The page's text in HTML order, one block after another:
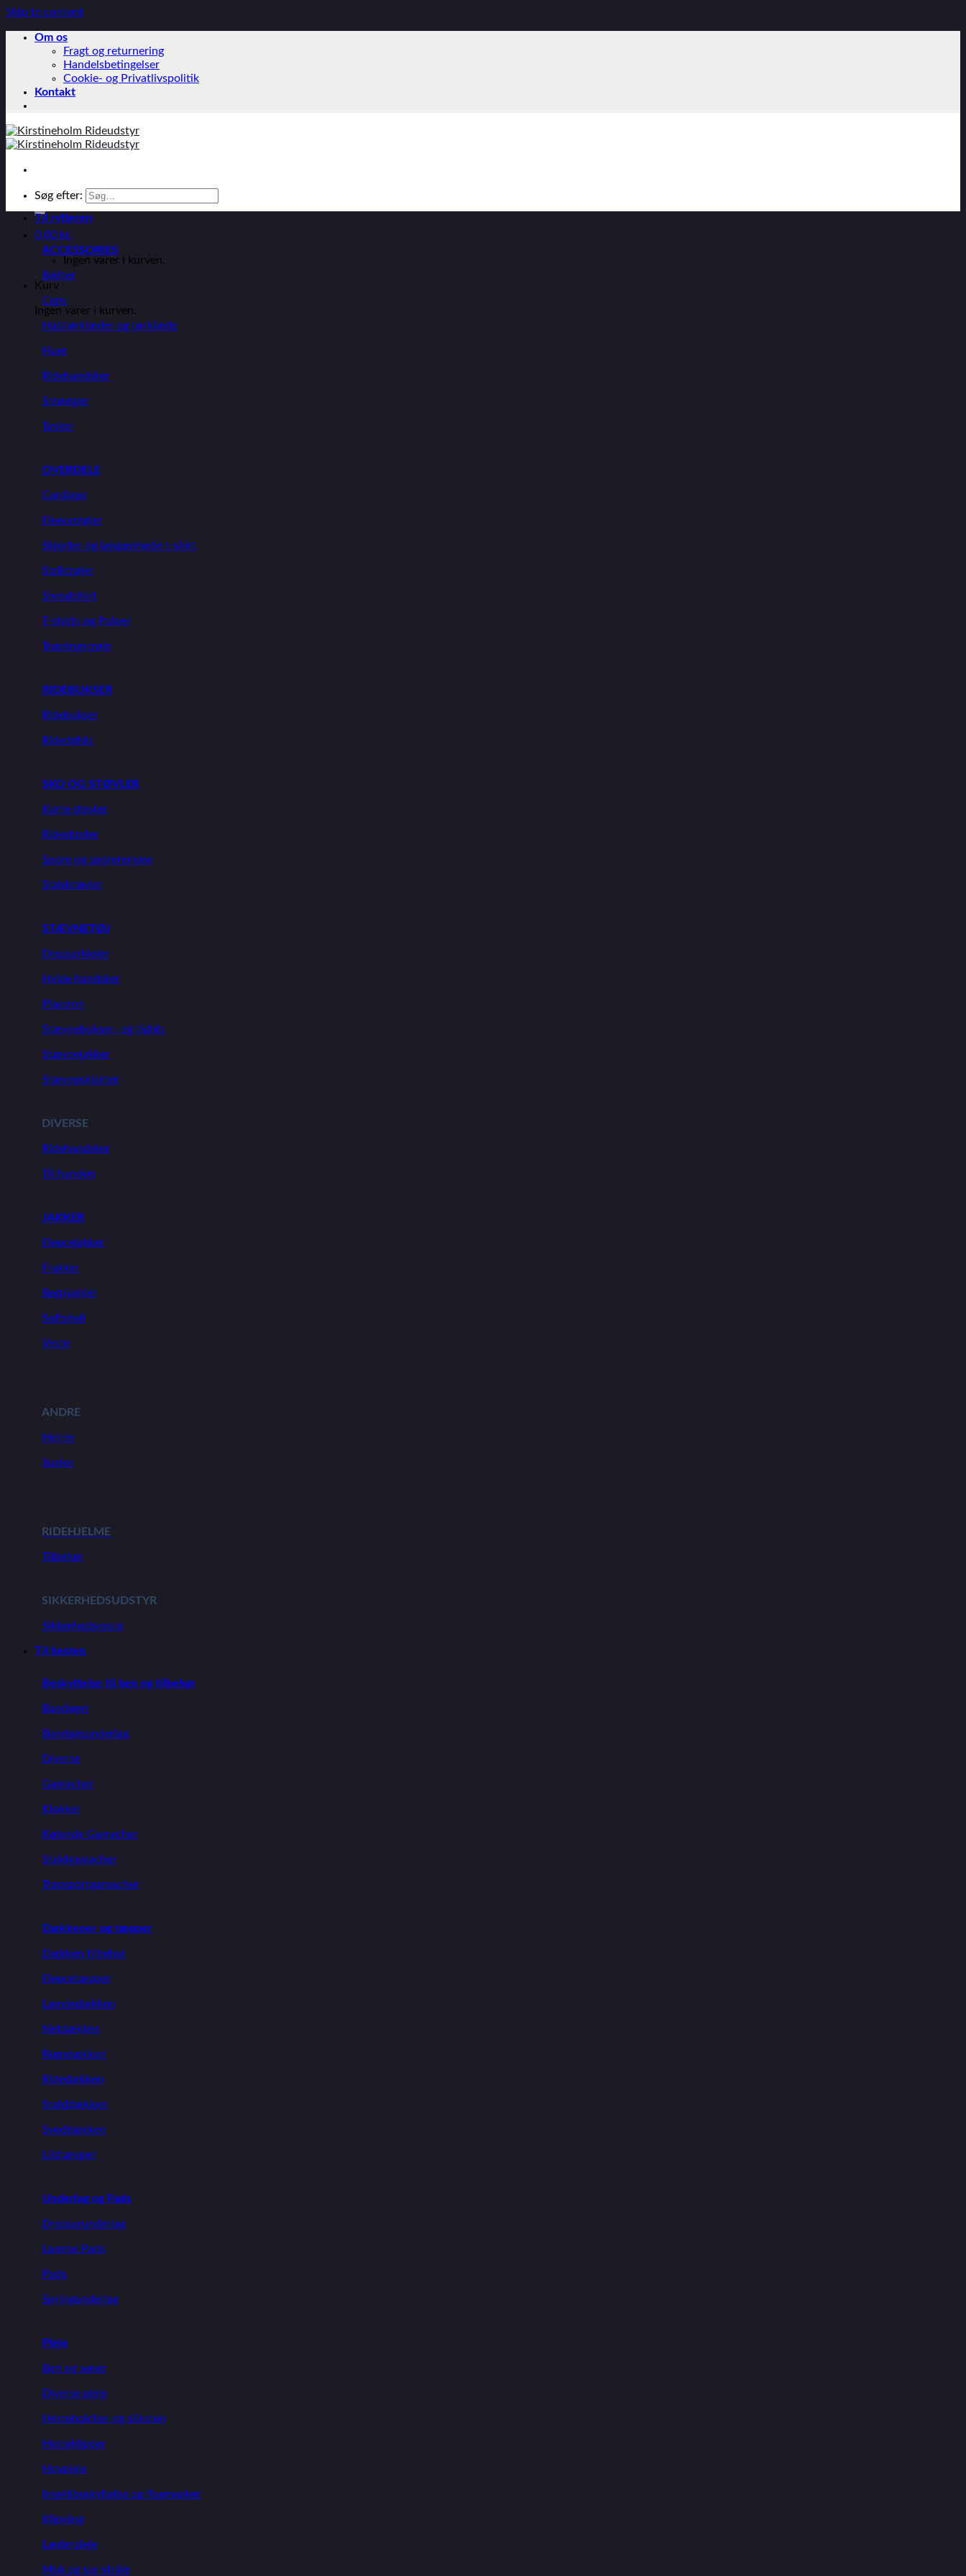
Skip to content
Om os
Fragt og returnering
Handelsbetingelser
Cookie- og Privatlivspolitik
Kontakt
Søg efter:
0,00 kr.
Ingen varer i kurven.
Kurv
Ingen varer i kurven.
Til rytteren
ACCESSORIES
Bælter
Caps
Halstørklæder og tørklæde
Huer
Ridehandsker
Strømper
Tasker
OVERDELE
Cardigan
Fleecetrøjer
Skjorter og langærmede t-shirt
Striktrøjer
Sweatshirt
T-shirts og Poloer
Træningstrøje
RIDEBUKSER
Ridebukser
Ridetights
SKO OG STØVLER
Korte støvler
Ridestøvler
Spore og sporeremme
Staldstøvler
STÆVNETØJ
Dressurkjoler
Hvide handsker
Plastron
Stævnebukser- og tights
Stævnejakker
Stævneskjorter
DIVERSE
Ridehandsker
Til hunden
JAKKER
Fleecejakker
Frakker
Regnjakker
Softshell
Veste
ANDRE
Herrer
Junior
RIDEHJELME
Tilbehør
SIKKERHEDSUDSTYR
Sikkerhedsveste
Til hesten
Beskyttelse til ben og tilbehør
Bandager
Bandageunderlag
Diverse
Gamacher
Klokker
Kølende Gamacher
Staldgamacher
Transportgamacher
Dækkener og tæpper
Dækken tilbehør
Fleecetæpper
Lændedækken
Netdækken
Regndækken
Ridedækken
Stalddækken
Sveddækken
Uldtæpper
Underlag og Pads
Dressurunderlag
Lamme Pads
Pads
Springunderlag
Pleje
Ben og sener
Diverse pleje
Hestebolcher og sliksten
Hesteklipper
Hovpleje
Insektbeskyttelse og fluemasker
Klipning
Læderpleje
Muk og sur stråle